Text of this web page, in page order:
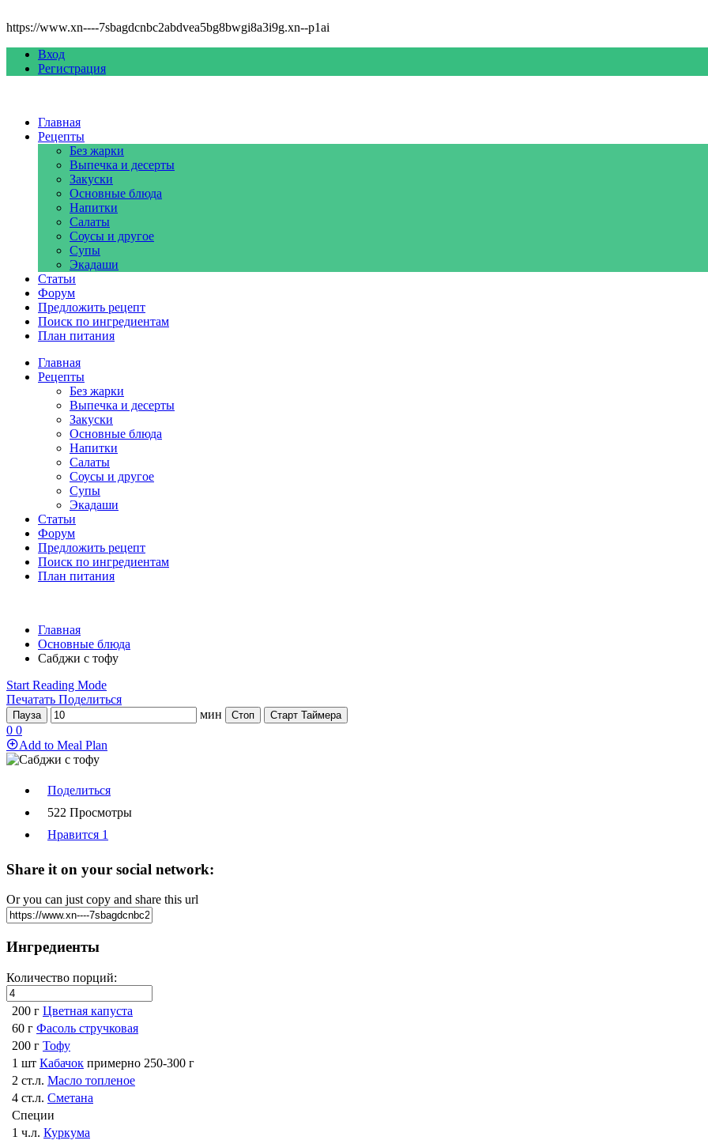
https://www.xn----7sbagdcnbc2abdvea5bg8bwgi8a3i9g.xn--p1ai
Вход
Регистрация
Главная
Рецепты
Без жарки
Выпечка и десерты
Закуски
Основные блюда
Напитки
Салаты
Соусы и другое
Супы
Экадаши
Статьи
Форум
Предложить рецепт
Поиск по ингредиентам
План питания
Главная
Рецепты
Без жарки
Выпечка и десерты
Закуски
Основные блюда
Напитки
Салаты
Соусы и другое
Супы
Экадаши
Статьи
Форум
Предложить рецепт
Поиск по ингредиентам
План питания
Главная
Основные блюда
Сабджи с тофу
Start Reading Mode
Печатать Поделиться
Пауза мин Стоп Старт Таймера
0 0
Add to Meal Plan
Поделиться
522 Просмотры
Нравится 1
Share it on your social network:
Or you can just copy and share this url
Ингредиенты
Количество порций:
200 г Цветная капуста
60 г Фасоль стручковая
200 г Тофу
1 шт Кабачок примерно 250-300 г
2 ст.л. Масло топленое
4 ст.л. Сметана
Специи
1 ч.л. Куркума